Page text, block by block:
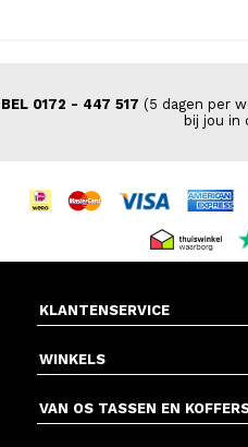
BEL 0172 - 447 517 (5 dagen per
bij jou in
KLANTENSERVICE
WINKELS
VAN OS TASSEN EN